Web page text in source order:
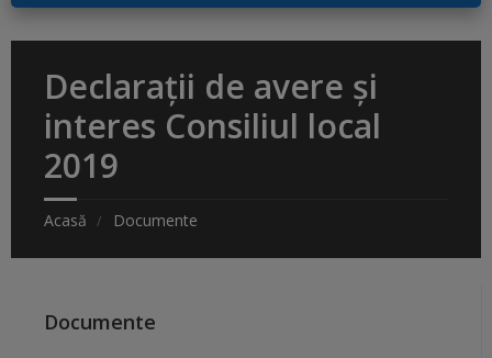
Declarații de avere și
interes Consiliul local
2019
Acasă Documente
Documente